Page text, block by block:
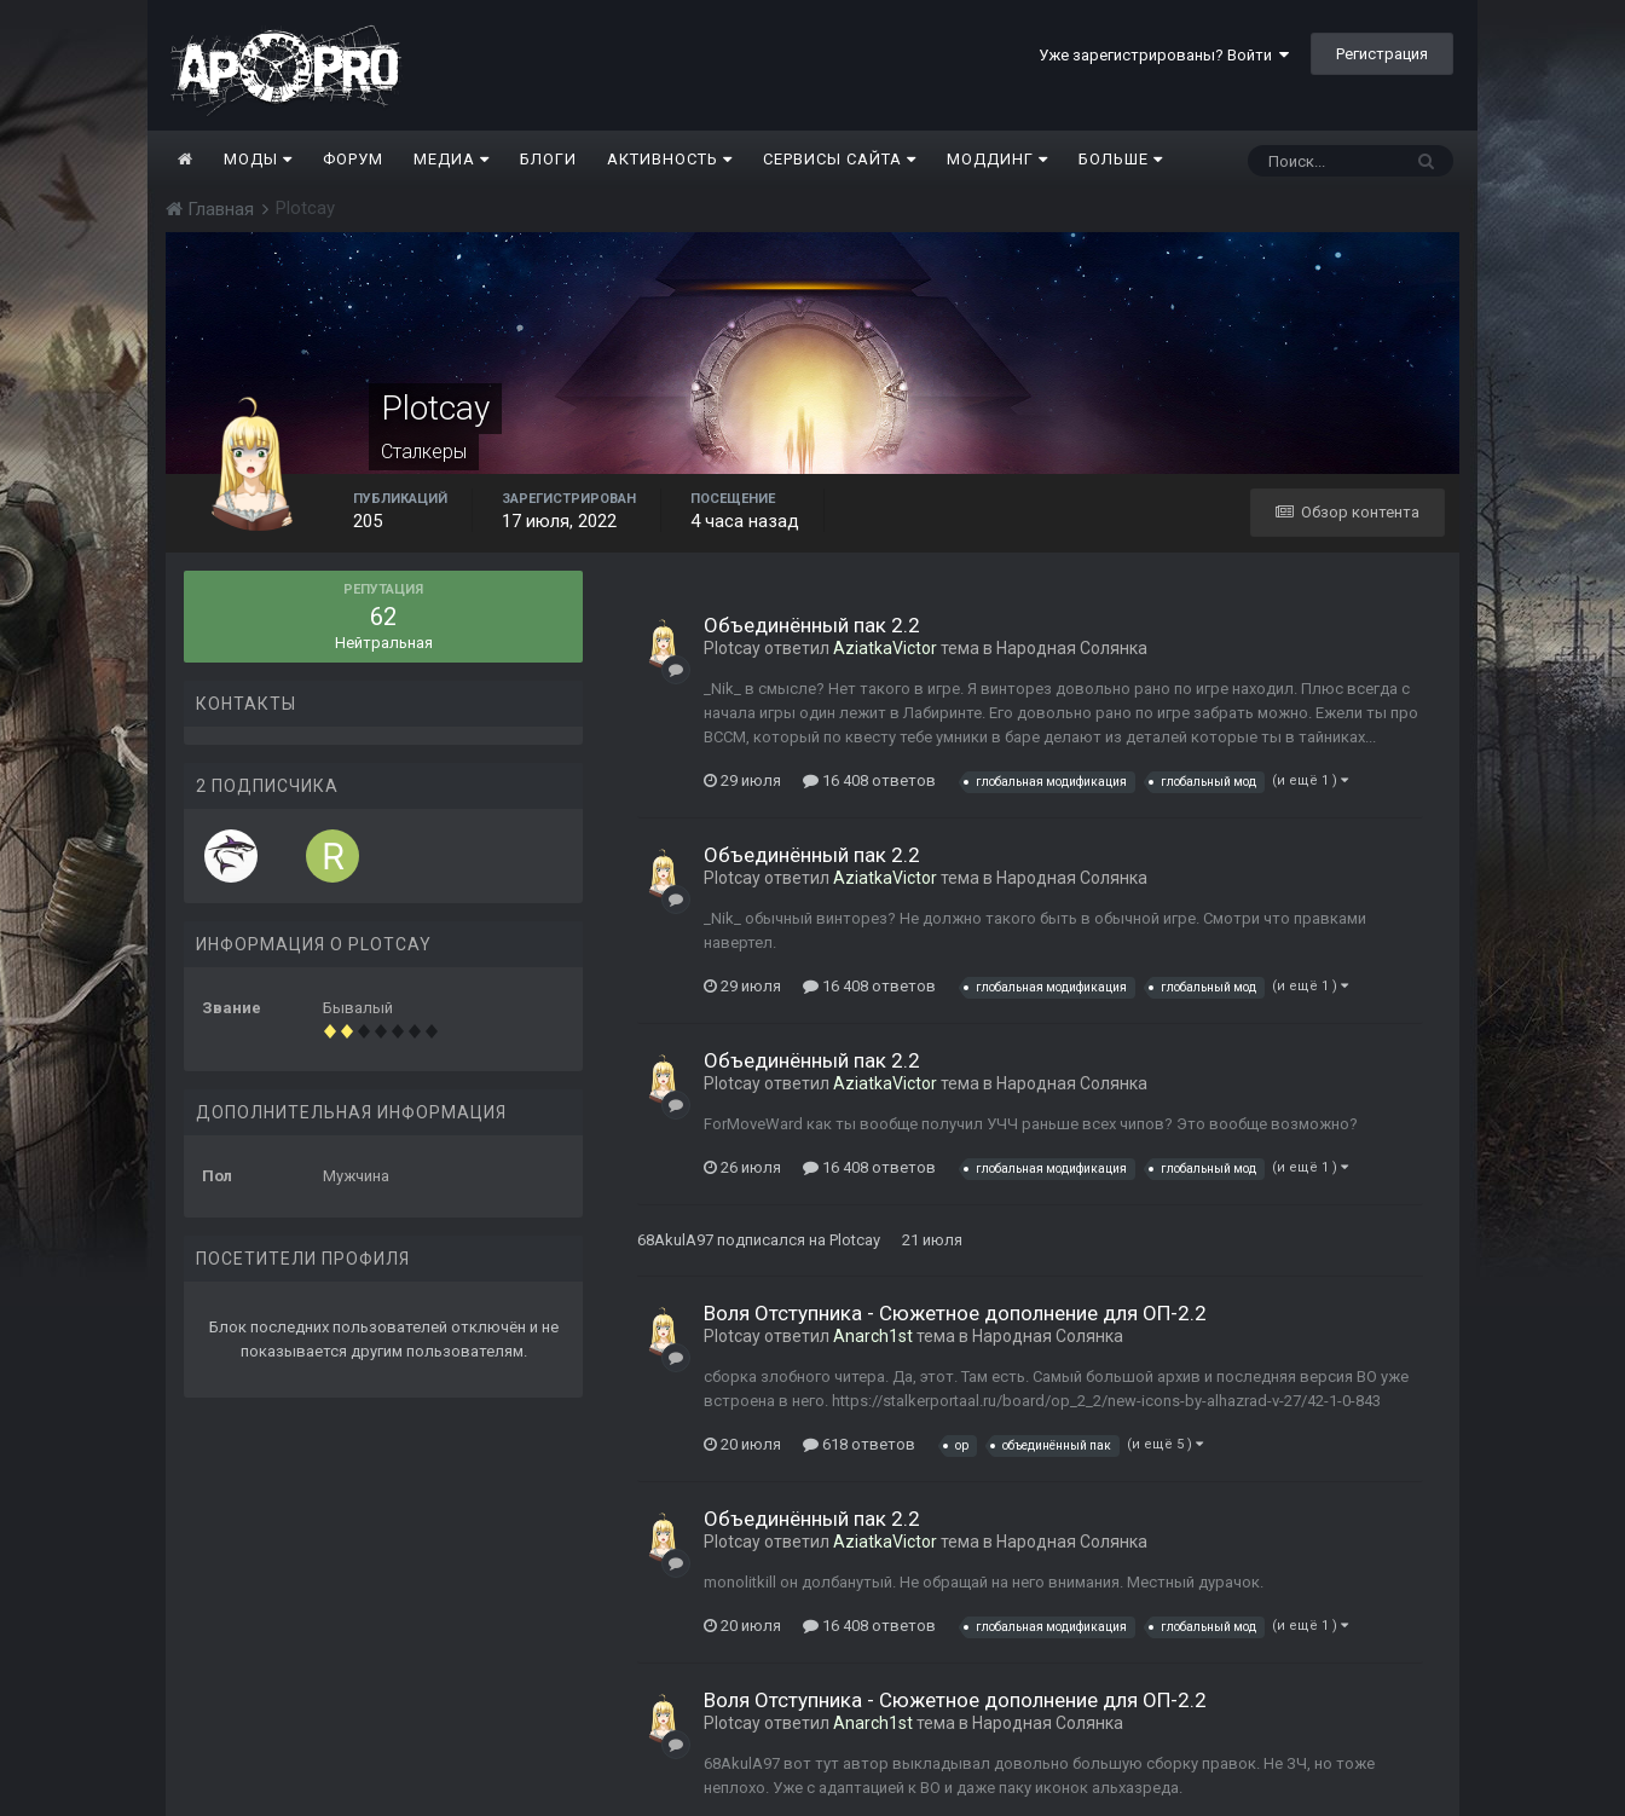
Уже зарегистрированы? Войти Регистрация
МОДЫ ФОРУМ МЕДИА БЛОГИ АКТИВНОСТЬ СЕРВИСЫ САЙТА МОДДИНГ БОЛЬШЕ
Главная Plotcay
Plotcay
Сталкеры
Обзор контента
ПУБЛИКАЦИЙ
205
ЗАРЕГИСТРИРОВАН
17 июля, 2022
ПОСЕЩЕНИЕ
4 часа назад
РЕПУТАЦИЯ
62
Нейтральная
КОНТАКТЫ
2 ПОДПИСЧИКА
ИНФОРМАЦИЯ О PLOTCAY
Звание Бывалый
ДОПОЛНИТЕЛЬНАЯ ИНФОРМАЦИЯ
Пол Мужчина
ПОСЕТИТЕЛИ ПРОФИЛЯ
Блок последних пользователей отключён и не
показывается другим пользователям.
Объединённый пак 2.2
Plotcay ответил AziatkaVictorтема в Народная Солянка
_Nik_ в смысле? Нет такого в игре. Я винторез довольно рано по игре находил. Плюс всегда с
начала игры один лежит в Лабиринте. Его довольно рано по игре забрать можно. Ежели ты про
ВССМ, который по квесту тебе умники в баре делают из деталей которые ты в тайниках...
29 июля 16 408 ответов глобальная модификация глобальный мод (и ещё 1 )
Объединённый пак 2.2
Plotcay ответил AziatkaVictorтема в Народная Солянка
_Nik_ обычный винторез? Не должно такого быть в обычной игре. Смотри что правками
навертел.
29 июля 16 408 ответов глобальная модификация глобальный мод (и ещё 1 )
Объединённый пак 2.2
Plotcay ответил AziatkaVictorтема в Народная Солянка
ForMoveWard как ты вообще получил УЧЧ раньше всех чипов? Это вообще возможно?
26 июля 16 408 ответов глобальная модификация глобальный мод (и ещё 1 )
68AkulA97 подписался на Plotcay 21 июля
Воля Отступника - Сюжетное дополнение для ОП-2.2
Plotcay ответил Anarch1stтема в Народная Солянка
сборка злобного читера. Да, этот. Там есть. Самый большой архив и последняя версия ВО уже
встроена в него. https://stalkerportaal.ru/board/op_2_2/new-icons-by-alhazrad-v-27/42-1-0-843
20 июля 618 ответов op объединённый пак (и ещё 5 )
Объединённый пак 2.2
Plotcay ответил AziatkaVictorтема в Народная Солянка
monolitkill он долбанутый. Не обращай на него внимания. Местный дурачок.
20 июля 16 408 ответов глобальная модификация глобальный мод (и ещё 1 )
Воля Отступника - Сюжетное дополнение для ОП-2.2
Plotcay ответил Anarch1stтема в Народная Солянка
68AkulA97 вот тут автор выкладывал довольно большую сборку правок. Не ЗЧ, но тоже
неплохо. Уже с адаптацией к ВО и даже паку иконок альхазреда.